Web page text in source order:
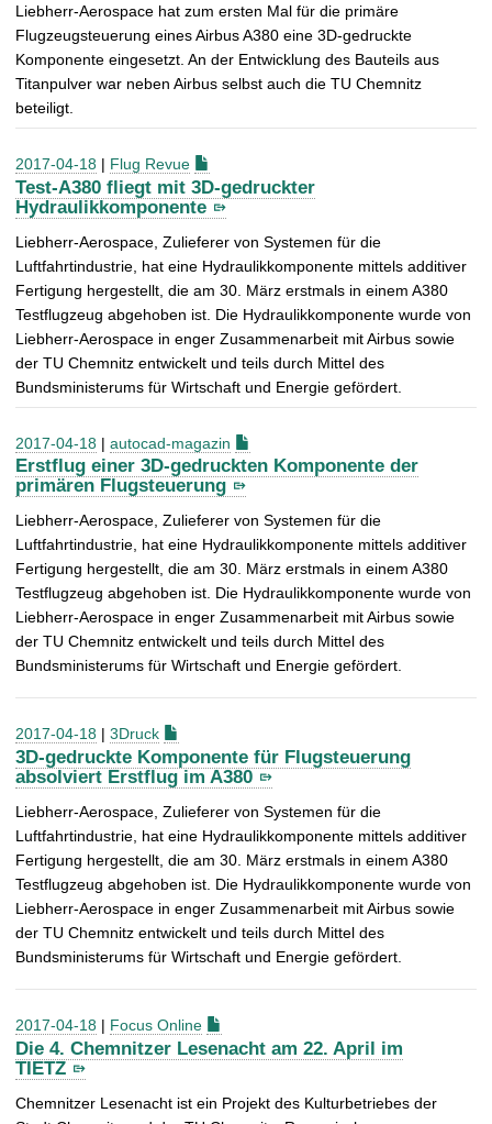
Liebherr-Aerospace hat zum ersten Mal für die primäre
Flugzeugsteuerung eines Airbus A380 eine 3D-gedruckte
Komponente eingesetzt. An der Entwicklung des Bauteils aus
Titanpulver war neben Airbus selbst auch die TU Chemnitz
beteiligt.
2017-04-18 | Flug Revue
Test-A380 fliegt mit 3D-gedruckter
Hydraulikkomponente
Liebherr-Aerospace, Zulieferer von Systemen für die
Luftfahrtindustrie, hat eine Hydraulikkomponente mittels additiver
Fertigung hergestellt, die am 30. März erstmals in einem A380
Testflugzeug abgehoben ist. Die Hydraulikkomponente wurde von
Liebherr-Aerospace in enger Zusammenarbeit mit Airbus sowie
der TU Chemnitz entwickelt und teils durch Mittel des
Bundsministerums für Wirtschaft und Energie gefördert.
2017-04-18 | autocad-magazin
Erstflug einer 3D-gedruckten Komponente der
primären Flugsteuerung
Liebherr-Aerospace, Zulieferer von Systemen für die
Luftfahrtindustrie, hat eine Hydraulikkomponente mittels additiver
Fertigung hergestellt, die am 30. März erstmals in einem A380
Testflugzeug abgehoben ist. Die Hydraulikkomponente wurde von
Liebherr-Aerospace in enger Zusammenarbeit mit Airbus sowie
der TU Chemnitz entwickelt und teils durch Mittel des
Bundsministerums für Wirtschaft und Energie gefördert.
2017-04-18 | 3Druck
3D-gedruckte Komponente für Flugsteuerung
absolviert Erstflug im A380
Liebherr-Aerospace, Zulieferer von Systemen für die
Luftfahrtindustrie, hat eine Hydraulikkomponente mittels additiver
Fertigung hergestellt, die am 30. März erstmals in einem A380
Testflugzeug abgehoben ist. Die Hydraulikkomponente wurde von
Liebherr-Aerospace in enger Zusammenarbeit mit Airbus sowie
der TU Chemnitz entwickelt und teils durch Mittel des
Bundsministerums für Wirtschaft und Energie gefördert.
2017-04-18 | Focus Online
Die 4. Chemnitzer Lesenacht am 22. April im
TIETZ
Chemnitzer Lesenacht ist ein Projekt des Kulturbetriebes der